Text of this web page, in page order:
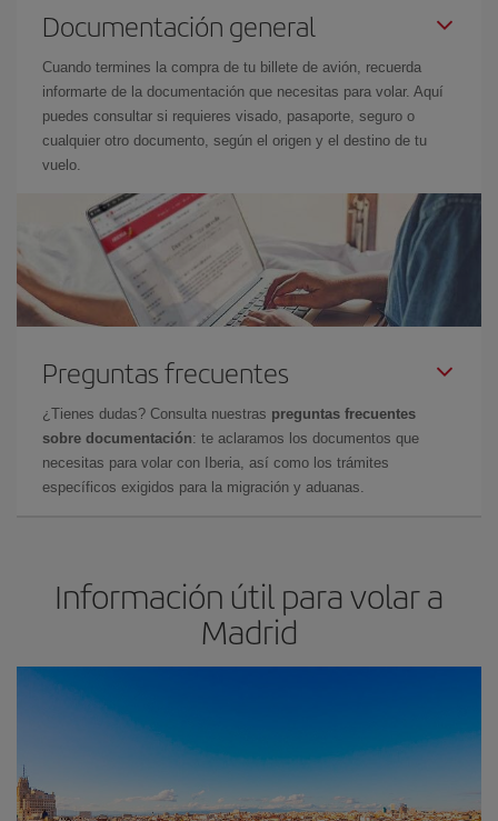
Documentación general
Cuando termines la compra de tu billete de avión, recuerda
informarte de la documentación que necesitas para volar. Aquí
puedes consultar si requieres visado, pasaporte, seguro o
cualquier otro documento, según el origen y el destino de tu
vuelo.
Preguntas frecuentes
¿Tienes dudas? Consulta nuestras preguntas frecuentes
sobre documentación: te aclaramos los documentos que
necesitas para volar con Iberia, así como los trámites
específicos exigidos para la migración y aduanas.
Información útil para volar a
Madrid